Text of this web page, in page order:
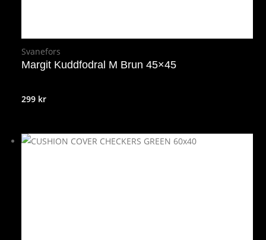
Svanefors
Margit Kuddfodral M Brun 45×45
299 kr